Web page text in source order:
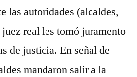
las autoridades (alcaldes,
real les tomó juramento
de justicia. En señal de
mandaron salir a la